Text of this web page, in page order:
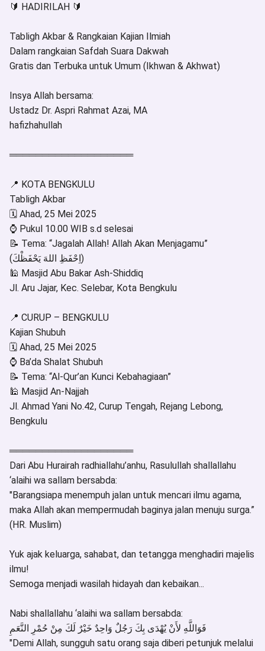
🔰 HADIRILAH 🔰
Tabligh Akbar & Rangkaian Kajian Ilmiah
Dalam rangkaian Safdah Suara Dakwah
Gratis dan Terbuka untuk Umum (Ikhwan & Akhwat)
Insya Allah bersama:
Ustadz Dr. Aspri Rahmat Azai, MA
hafizhahullah
═══════════════════
📍 KOTA BENGKULU
Tabligh Akbar
🗓️ Ahad, 25 Mei 2025
⌚ Pukul 10.00 WIB s.d selesai
📝 Tema: “Jagalah Allah! Allah Akan Menjagamu”
(اِحْفَظِ اللهَ يَحْفَظْكَ)
🕌 Masjid Abu Bakar Ash-Shiddiq
Jl. Aru Jajar, Kec. Selebar, Kota Bengkulu
📍 CURUP – BENGKULU
Kajian Shubuh
🗓️ Ahad, 25 Mei 2025
⌚ Ba’da Shalat Shubuh
📝 Tema: “Al-Qur’an Kunci Kebahagiaan”
🕌 Masjid An-Najjah
Jl. Ahmad Yani No.42, Curup Tengah, Rejang Lebong,
Bengkulu
═══════════════════
Dari Abu Hurairah radhiallahu’anhu, Rasulullah shallallahu
‘alaihi wa sallam bersabda:
"Barangsiapa menempuh jalan untuk mencari ilmu agama,
maka Allah akan mempermudah baginya jalan menuju surga.”
(HR. Muslim)
Yuk ajak keluarga, sahabat, dan tetangga menghadiri majelis
ilmu!
Semoga menjadi wasilah hidayah dan kebaikan...
Nabi shallallahu ‘alaihi wa sallam bersabda:
فَوَاللَّهِ لأَنْ يُهْدَى بِكَ رَجُلٌ وَاحِدٌ خَيْرٌ لَكَ مِنْ حُمْرِ النَّعَمِ
"Demi Allah, sungguh satu orang saja diberi petunjuk melalui